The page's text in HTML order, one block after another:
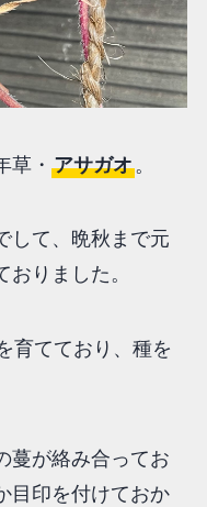
草・ アサガオ。
して、晩秋まで元
りました。
育てており、種を
蔓が絡み合ってお
目印を付けておか